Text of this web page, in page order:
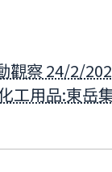
觀察 24/2/
工用品:東岳